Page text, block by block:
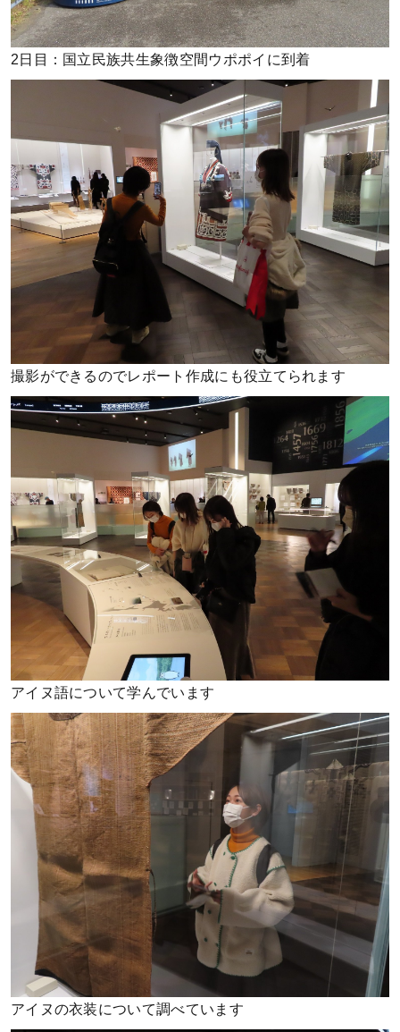
2日目：国立民族共生象徴空間ウポポイに到着
撮影ができるのでレポート作成にも役立てられます
アイヌ語について学んでいます
アイヌの衣装について調べています